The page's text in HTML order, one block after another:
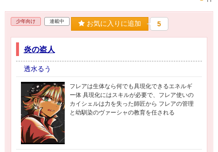
少年向け 連載中 お気に入りに追加 5
炎の盗人
透水るう
フレアは生体なら何でも具現化できるエネルギ
ー体 具現化にはスキルが必要で、フレア使いの
カイシェルは力を失った師匠から フレアの管理
と幼馴染のヴァーシャの教育を任される